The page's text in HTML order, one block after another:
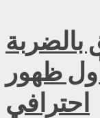
بالضربة
ظهور
احترافي